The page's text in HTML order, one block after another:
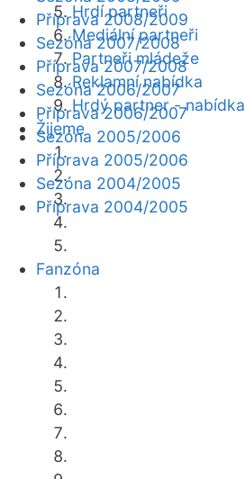
Hrdí partneři
Mediální partneři
Partneři mládeže
Reklamní nabídka
Hrdý partner - nabídka
Žijeme
Fanzóna
Příprava 2008/2009
Sezóna 2007/2008
Příprava 2007/2008
Sezóna 2006/2007
Příprava 2006/2007
Sezóna 2005/2006
Příprava 2005/2006
Sezóna 2004/2005
Příprava 2004/2005